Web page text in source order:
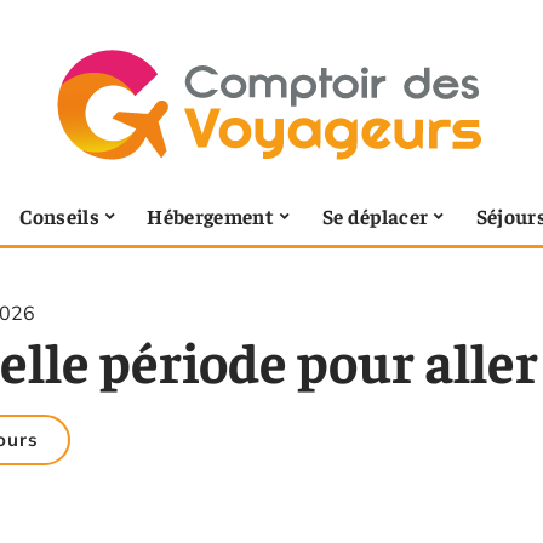
Conseils Hébergement Se déplacer
période pour aller